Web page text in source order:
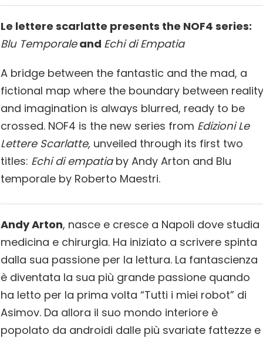
Le lettere scarlatte presents the NOF4 series:
Blu Temporaleand Echi di Empatia
A bridge between the fantastic and the mad, a
fictional map where the boundary between reality
and imagination is always blurred, ready to be
crossed. NOF4 is the new series from Edizioni Le
Lettere Scarlatte, unveiled through its first two
titles: Echi di empatiaby Andy Arton and Blu
temporale by Roberto Maestri.
Andy Arton, nasce e cresce a Napoli dove studia
medicina e chirurgia. Ha iniziato a scrivere spinta
dalla sua passione per la lettura. La fantascienza
è diventata la sua più grande passione quando
ha letto per la prima volta “Tutti i miei robot” di
Asimov. Da allora il suo mondo interiore è
popolato da androidi dalle più svariate fattezze e